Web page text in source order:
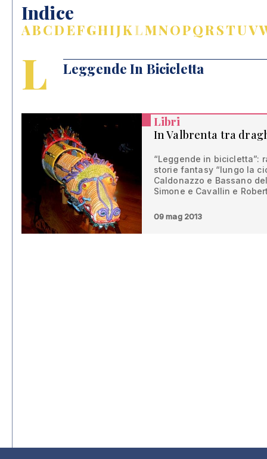
Indice
ABCDEFGHIJKLMNOPQRSTUV
L Leggende In Bicicletta
Libri
In Valbrenta tra
“Leggende in bicicletta”:
storie fantasy “lungo la
Caldonazzo e Bassano
Simone e Cavallin e
09 mag 2013